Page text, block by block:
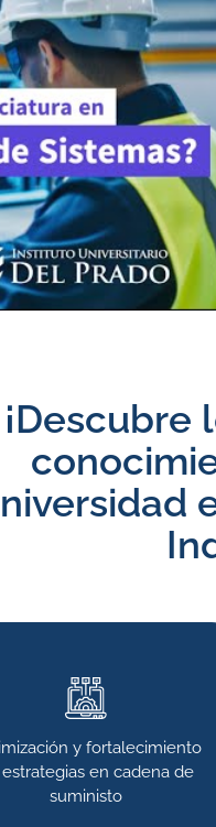
¡Descubre
y fortalecimiento
en cadena de
suministo